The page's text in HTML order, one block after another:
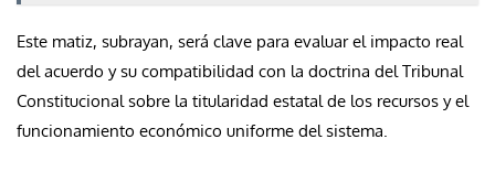
Este matiz, subrayan, será clave para evaluar el impacto real
del acuerdo y su compatibilidad con la doctrina del Tribunal
Constitucional sobre la titularidad estatal de los recursos y el
funcionamiento económico uniforme del sistema.